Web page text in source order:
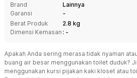
Brand
Lainnya
Garansi
-
Berat Produk
2.8 kg
Dimensi Kemasan : -
Apakah Anda sering merasa tidak nyaman
buang air besar menggunakan toilet duduk?
menggunakan kursi pijakan kaki kloset atau